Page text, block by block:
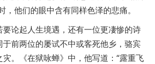
，他们的眼中含有同样色泽的悲痛。
论起人生境遇，还有一位更凄惨的诗
于前两位的屡试不中或客死他乡，骆宾
。《在狱咏蝉》中，他写道：“露重飞